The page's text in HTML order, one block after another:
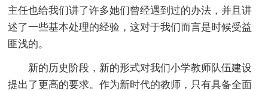
主任也给我们讲了许多她们曾经遇到过的办法，并且讲
述了一些基本处理的经验，这对于我们而言是时候受益
匪浅的。
新的历史阶段，新的形式对我们小学教师队伍建设
提出了更高的要求。作为新时代的教师，只有具备全面